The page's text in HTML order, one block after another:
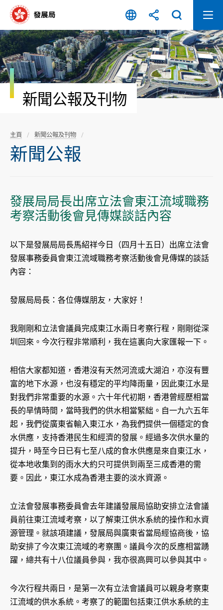
容
開
始
新聞公報及刊物
主頁 新聞公報及刊物
新聞公報
發展局局長出席立法會東江流域職務
考察活動後會見傳媒談話內容
以下是發展局局長馬紹祥今日（四月十五日）出席立法會
發展事務委員會東江流域職務考察活動後會見傳媒的談話
內容：
發展局局長：各位傳媒朋友，大家好！
我剛剛和立法會議員完成東江水兩日考察行程，剛剛從深
圳回來。今次行程非常順利，我在這裏向大家匯報一下。
相信大家都知道，香港沒有天然河流或大湖泊，亦沒有豐
富的地下水源，也沒有穩定的平均降雨量，因此東江水是
對我們非常重要的水源。六十年代初期，香港曾經歷相當
長的旱情時間，當時我們的供水相當緊絀。自一九六五年
起，我們從廣東省輸入東江水，為我們提供一個穩定的食
水供應，支持香港民生和經濟的發展。經過多次供水量的
提升，時至今日已有七至八成的食水供應是來自東江水，
從本地收集到的雨水大約只可提供到兩至三成香港的需
要。因此，東江水成為香港主要的淡水資源。
立法會發展事務委員會去年建議發展局協助安排立法會議
員前往東江流域考察，以了解東江供水系統的操作和水資
源管理。就該項建議，發展局與廣東省當局經協商後，協
助安排了今次東江流域的考察團。議員今次的反應相當踴
躍，總共有十八位議員參與，我亦很高興可以參與其中。
今次行程共兩日，是第一次有立法會議員可以親身考察東
江流域的供水系統。考察了的範圍包括東江供水系統的主